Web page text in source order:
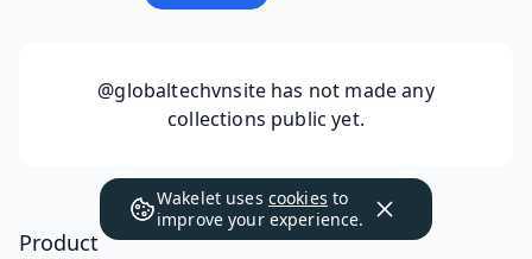
@globaltechvnsite has not made any
collections public yet.
Wakelet uses cookies to
improve your experience.
Product